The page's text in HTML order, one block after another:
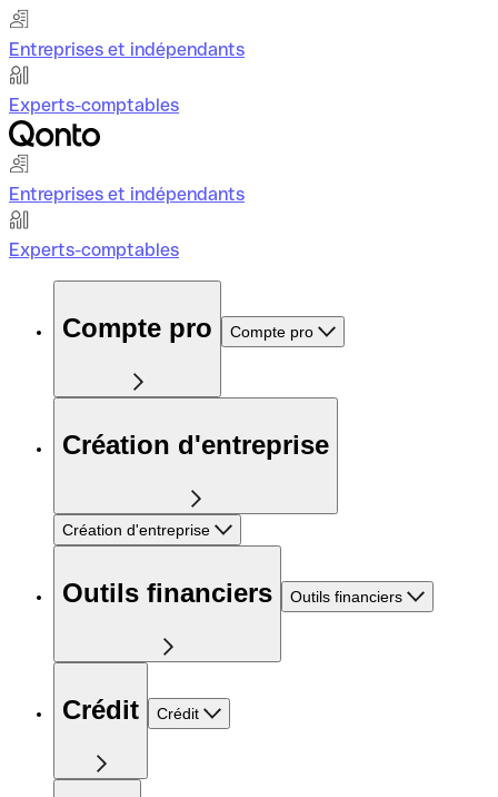
Entreprises et indépendants
Experts-comptables
Entreprises et indépendants
Experts-comptables
Compte pro Compte pro
Création d'entreprise
Création d'entreprise
Outils financiers Outils financiers
Crédit Crédit